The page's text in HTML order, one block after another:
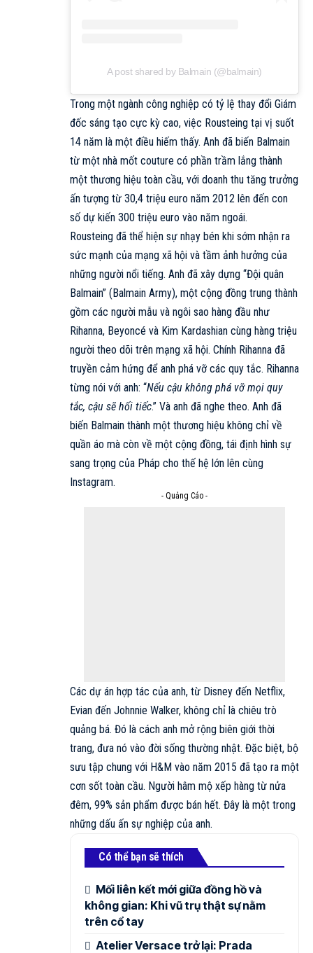
A post shared by Balmain (@balmain)
Trong một ngành công nghiệp có tỷ lệ thay đổi Giám
đốc sáng tạo cực kỳ cao, việc Rousteing tại vị suốt
14 năm là một điều hiếm thấy. Anh đã biến Balmain
từ một nhà mốt couture có phần trầm lắng thành
một thương hiệu toàn cầu, với doanh thu tăng trưởng
ấn tượng từ 30,4 triệu euro năm 2012 lên đến con
số dự kiến 300 triệu euro vào năm ngoái.​​
Rousteing đã thể hiện sự nhạy bén khi sớm nhận ra
sức mạnh của mạng xã hội và tầm ảnh hưởng của
những người nổi tiếng. Anh đã xây dựng “Đội quân
Balmain” (Balmain Army), một cộng đồng trung thành
gồm các người mẫu và ngôi sao hàng đầu như
Rihanna, Beyoncé và Kim Kardashian cùng hàng triệu
người theo dõi trên mạng xã hội. Chính Rihanna đã
truyền cảm hứng để anh phá vỡ các quy tắc. Rihanna
từng nói với anh: “Nếu cậu không phá vỡ mọi quy
tắc, cậu sẽ hối tiếc.” Và anh đã nghe theo. Anh đã
biến Balmain thành một thương hiệu không chỉ về
quần áo mà còn về một cộng đồng, tái định hình sự
sang trọng của Pháp cho thế hệ lớn lên cùng
Instagram.
- Quảng Cáo -
Các dự án hợp tác của anh, từ Disney đến Netflix,
Evian đến Johnnie Walker, không chỉ là chiêu trò
quảng bá. Đó là cách anh mở rộng biên giới thời
trang, đưa nó vào đời sống thường nhật. Đặc biệt, bộ
sưu tập chung với H&M vào năm 2015 đã tạo ra một
cơn sốt toàn cầu. Người hâm mộ xếp hàng từ nửa
đêm, 99% sản phẩm được bán hết. Đây là một trong
những dấu ấn sự nghiệp của anh.​​
Có thể bạn sẽ thích
Mối liên kết mới giữa đồng hồ và
không gian: Khi vũ trụ thật sự nằm
trên cổ tay
Atelier Versace trở lại: Prada